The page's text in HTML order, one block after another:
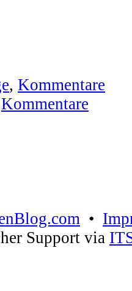
, Kommentare
Kommentare
•
Support via